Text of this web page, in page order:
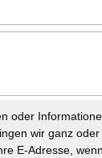
oder
wir ganz
E-Adresse,